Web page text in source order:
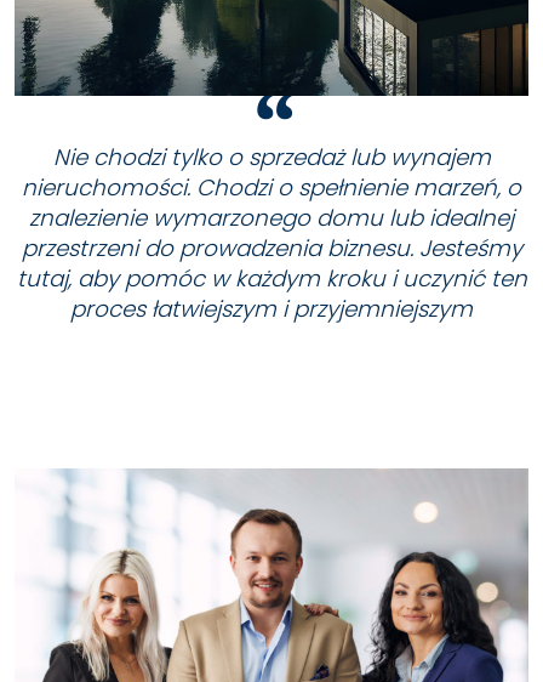
Nie chodzi tylko o sprzedaż lub wynajem
nieruchomości. Chodzi o spełnienie marzeń, o
znalezienie wymarzonego domu lub idealnej
przestrzeni do prowadzenia biznesu. Jesteśmy
tutaj, aby pomóc w każdym kroku i uczynić ten
proces łatwiejszym i przyjemniejszym